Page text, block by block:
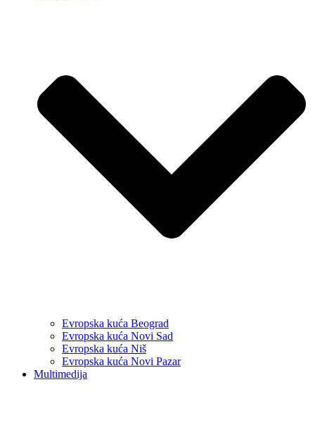
Evropska kuća Beograd
Evropska kuća Novi Sad
Evropska kuća Niš
Evropska kuća Novi Pazar
Multimedija